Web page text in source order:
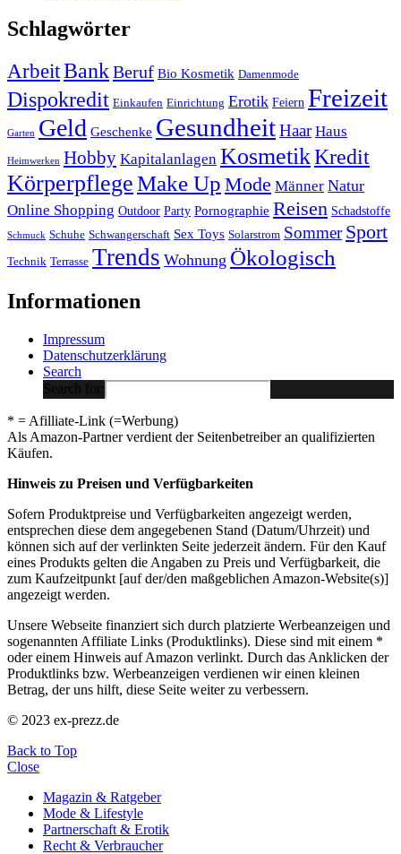
Schlagwörter
ArbeitBankBeruf Bio Kosmetik Damenmode
Dispokredit Einkaufen Einrichtung Erotik Feiern Freizeit
Garten Geld Geschenke GesundheitHaar Haus
Heimwerken Hobby Kapitalanlagen KosmetikKredit
KörperpflegeMake Up Mode Männer Natur
Online Shopping Outdoor Party Pornographie Reisen Schadstoffe
Schmuck Schuhe Schwangerschaft Sex Toys Solarstrom Sommer Sport
Technik Terrasse Trends Wohnung Ökologisch
Informationen
Impressum
Datenschutzerklärung
Search
Search for:
* = Afilliate-Link (=Werbung)
Als Amazon-Partner verdient der Seitenbetreiber an qualifizierten
Käufen.
Hinweis zu Preisen und Verfügbarkeiten
Sofern Produktpreise und Verfügbarkeiten angezeigt werden,
entsprechen diese dem angegebenen Stand (Datum/Uhrzeit) und
können sich auf der verlinkten Seite jederzeit ändern. Für den Kauf
eines Produkts gelten die Angaben zu Preis und Verfügbarkeit, die
zum Kaufzeitpunkt [auf der/den maßgeblichen Amazon-Website(s)]
angezeigt werden.
Unsere Webseite finanziert sich durch platzierte Werbeanzeigen und
sogenannten Affiliate Links (Produktlinks). Diese sind mit einem *
oder einem Hinweis auf Amazon verlinkt. Durch das Anklicken der
Produktlinks bzw. Werbeanzeigen verdienen wir einen kleinen
Betrag, der uns hilft, diese Seite weiter zu verbessern.
© 2023 ex-prezz.de
Back to Top
Close
Magazin & Ratgeber
Mode & Lifestyle
Partnerschaft & Erotik
Recht & Verbraucher